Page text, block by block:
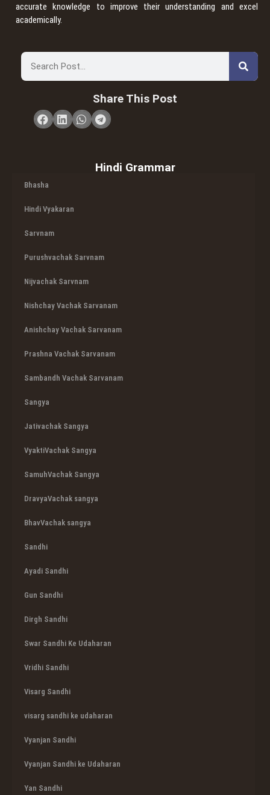
accurate knowledge to improve their understanding and excel
academically.
Share This Post
Hindi Grammar
Bhasha
Hindi Vyakaran
Sarvnam
Purushvachak Sarvnam
Nijvachak Sarvnam
Nishchay Vachak Sarvanam
Anishchay Vachak Sarvanam
Prashna Vachak Sarvanam
Sambandh Vachak Sarvanam
Sangya
Jativachak Sangya
VyaktiVachak Sangya
SamuhVachak Sangya
DravyaVachak sangya
BhavVachak sangya
Sandhi
Ayadi Sandhi
Gun Sandhi
Dirgh Sandhi
Swar Sandhi Ke Udaharan
Vridhi Sandhi
Visarg Sandhi
visarg sandhi ke udaharan
Vyanjan Sandhi
Vyanjan Sandhi ke Udaharan
Yan Sandhi